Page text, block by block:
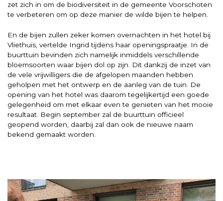
zet zich in om de biodiversiteit in de gemeente Voorschoten
te verbeteren om op deze manier de wilde bijen te helpen.
En de bijen zullen zeker komen overnachten in het hotel bij
Vliethuis, vertelde Ingrid tijdens haar openingspraatje. In de
buurttuin bevinden zich namelijk inmiddels verschillende
bloemsoorten waar bijen dol op zijn. Dit dankzij de inzet van
de vele vrijwilligers die de afgelopen maanden hebben
geholpen met het ontwerp en de aanleg van de tuin. De
opening van het hotel was daarom tegelijkertijd een goede
gelegenheid om met elkaar even te genieten van het mooie
resultaat. Begin september zal de buurttuin officieel
geopend worden, daarbij zal dan ook de nieuwe naam
bekend gemaakt worden.